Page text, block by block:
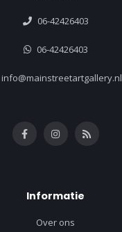
06-42426403
06-42426403
info@mainstreetartgallery.nl
Informatie
Over ons